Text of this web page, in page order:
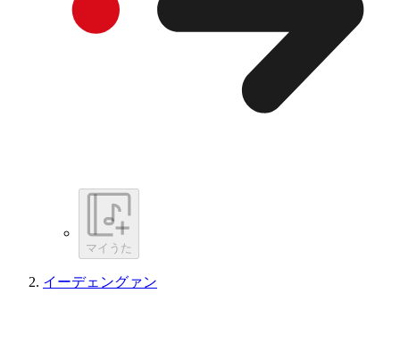
マイうた
イーデェングァン